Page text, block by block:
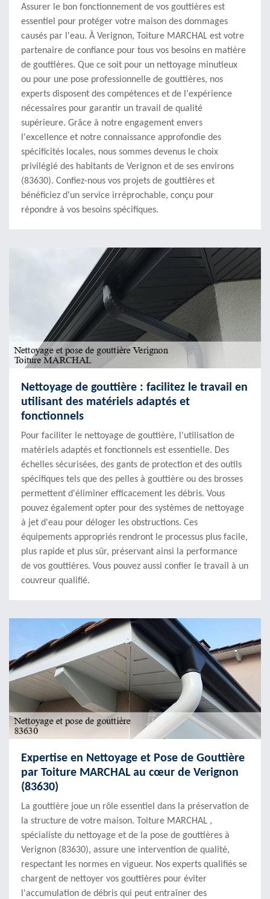
Assurer le bon fonctionnement de vos gouttières est
essentiel pour protéger votre maison des dommages
causés par l'eau. À Verignon, Toiture MARCHAL est votre
partenaire de confiance pour tous vos besoins en matière
de gouttières. Que ce soit pour un nettoyage minutieux
ou pour une pose professionnelle de gouttières, nos
experts disposent des compétences et de l'expérience
nécessaires pour garantir un travail de qualité
supérieure. Grâce à notre engagement envers
l'excellence et notre connaissance approfondie des
spécificités locales, nous sommes devenus le choix
privilégié des habitants de Verignon et de ses environs
(83630). Confiez-nous vos projets de gouttières et
bénéficiez d'un service irréprochable, conçu pour
répondre à vos besoins spécifiques.
Nettoyage de gouttière : facilitez le travail en
utilisant des matériels adaptés et
fonctionnels
Pour faciliter le nettoyage de gouttière, l'utilisation de
matériels adaptés et fonctionnels est essentielle. Des
échelles sécurisées, des gants de protection et des outils
spécifiques tels que des pelles à gouttière ou des brosses
permettent d'éliminer efficacement les débris. Vous
pouvez également opter pour des systèmes de nettoyage
à jet d'eau pour déloger les obstructions. Ces
équipements appropriés rendront le processus plus facile,
plus rapide et plus sûr, préservant ainsi la performance
de vos gouttières. Vous pouvez aussi confier le travail à un
couvreur qualifié.
Expertise en Nettoyage et Pose de Gouttière
par Toiture MARCHAL au cœur de Verignon
(83630)
La gouttière joue un rôle essentiel dans la préservation de
la structure de votre maison. Toiture MARCHAL ,
spécialiste du nettoyage et de la pose de gouttières à
Verignon (83630), assure une intervention de qualité,
respectant les normes en vigueur. Nos experts qualifiés se
chargent de nettoyer vos gouttières pour éviter
l'accumulation de débris qui peut entraîner des